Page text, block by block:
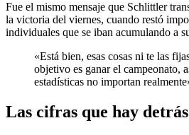
Fue el mismo mensaje que Schlittler
la victoria del viernes, cuando restó
individuales que se iban acumulando a
«Está bien, esas cosas ni te las
objetivo es ganar el campeonato,
estadísticas no importan
Las cifras que hay